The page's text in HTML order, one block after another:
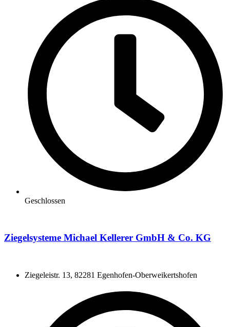
Geschlossen
Ziegelsysteme Michael Kellerer GmbH & Co. KG
Ziegeleistr. 13, 82281 Egenhofen-Oberweikertshofen